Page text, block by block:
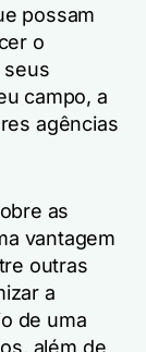
possam
o
seus
campo, a
agências
as
vantagem
outras
a
de uma
além de